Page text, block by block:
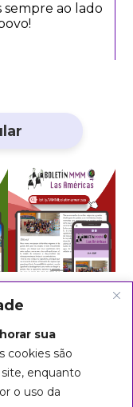
sua
cookies são
enquanto
o uso da
sempre ao lado